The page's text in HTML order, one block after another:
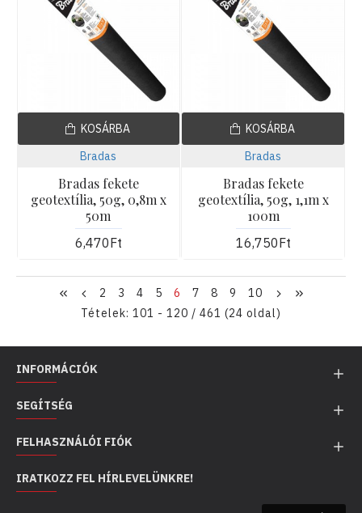
Bradas
Bradas fekete
geotextília, 50g, 0,8m x
50m
6,470Ft
KOSÁRBA
Bradas
Bradas fekete
geotextília, 50g, 1,1m x
100m
16,750Ft
KOSÁRBA
2 3 4 5 6 7 8 9
10
Tételek: 101 - 120 / 461 (24 oldal)
INFORMÁCIÓK
SEGÍTSÉG
FELHASZNÁLÓI FIÓK
IRATKOZZ FEL HÍRLEVELÜNKRE!